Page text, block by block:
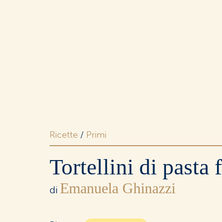
I buoni
Ricette / Primi
Tortellini di pasta
di Emanuela Ghinazzi